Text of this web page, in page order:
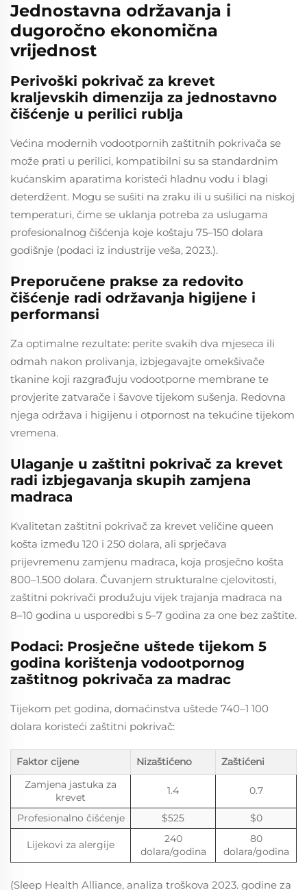
Jednostavna održavanja i
dugoročno ekonomična
vrijednost
Perivoški pokrivač za krevet
kraljevskih dimenzija za jednostavno
čišćenje u perilici rublja
Većina modernih vodootpornih zaštitnih pokrivača se
može prati u perilici, kompatibilni su sa standardnim
kućanskim aparatima koristeći hladnu vodu i blagi
deterdžent. Mogu se sušiti na zraku ili u sušilici na niskoj
temperaturi, čime se uklanja potreba za uslugama
profesionalnog čišćenja koje koštaju 75–150 dolara
godišnje (podaci iz industrije veša, 2023.).
Preporučene prakse za redovito
čišćenje radi održavanja higijene i
performansi
Za optimalne rezultate: perite svakih dva mjeseca ili
odmah nakon prolivanja, izbjegavajte omekšivače
tkanine koji razgrađuju vodootporne membrane te
provjerite zatvarače i šavove tijekom sušenja. Redovna
njega održava i higijenu i otpornost na tekućine tijekom
vremena.
Ulaganje u zaštitni pokrivač za krevet
radi izbjegavanja skupih zamjena
madraca
Kvalitetan zaštitni pokrivač za krevet veličine queen
košta između 120 i 250 dolara, ali sprječava
prijevremenu zamjenu madraca, koja prosječno košta
800–1.500 dolara. Čuvanjem strukturalne cjelovitosti,
zaštitni pokrivači produžuju vijek trajanja madraca na
8–10 godina u usporedbi s 5–7 godina za one bez zaštite.
Podaci: Prosječne uštede tijekom 5
godina korištenja vodootpornog
zaštitnog pokrivača za madrac
Tijekom pet godina, domaćinstva uštede 740–1 100
dolara koristeći zaštitni pokrivač:
Faktor cijene Nizaštićeno
Zaštićeni
Zamjena jastuka za
krevet
1.4 0.7
Profesionalno čišćenje $525 $0
Lijekovi za alergije
240
dolara/godina
80
dolara/godina
(Sleep Health Alliance, analiza troškova 2023. godine za